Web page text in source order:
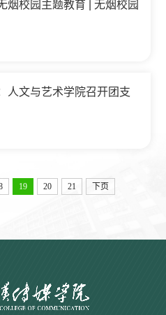
烟校园主题教育 | 无烟校园
人文与艺术学院召开团支
19 20 21 下页